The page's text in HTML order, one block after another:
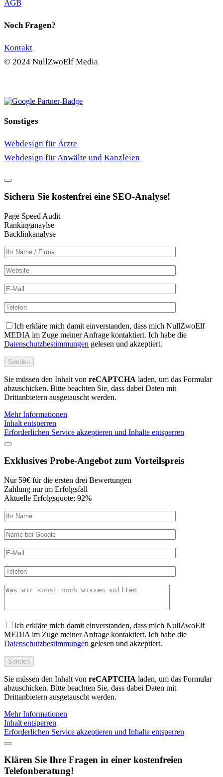
AGB
Noch Fragen?
Kontakt
© 2024 NullZwoElf Media
Sonstiges
Webdesign für Ärzte
Webdesign für Anwälte und Kanzleien
Sichern Sie kostenfrei eine SEO-Analyse!
Page Speed Audit
Rankinganaylse
Backlinkanalyse
Ich erkläre mich damit einverstanden, dass mich NullZwoElf
MEDIA im Zuge meiner Anfrage kontaktiert. Ich habe die
Datenschutzbestimmungen gelesen und akzeptiert.
Sie müssen den Inhalt von reCAPTCHA laden, um das Formular
abzuschicken. Bitte beachten Sie, dass dabei Daten mit
Drittanbietern ausgetauscht werden.
Mehr Informationen
Inhalt entsperren
Erforderlichen Service akzeptieren und Inhalte entsperren
Exklusives Probe-Angebot zum Vorteilspreis
Nur 59€ für die ersten drei Bewertungen
Zahlung nur im Erfolgsfall
Aktuelle Erfolgsquote: 92%
Ich erkläre mich damit einverstanden, dass mich NullZwoElf
MEDIA im Zuge meiner Anfrage kontaktiert. Ich habe die
Datenschutzbestimmungen gelesen und akzeptiert.
Sie müssen den Inhalt von reCAPTCHA laden, um das Formular
abzuschicken. Bitte beachten Sie, dass dabei Daten mit
Drittanbietern ausgetauscht werden.
Mehr Informationen
Inhalt entsperren
Erforderlichen Service akzeptieren und Inhalte entsperren
Klären Sie Ihre Fragen in einer kostenfreien
Telefonberatung!